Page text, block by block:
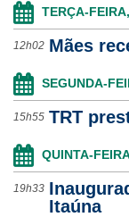
TERÇA-
12h02 Mães
SEGUNDA-
15h55 TRT
QUINTA-
19h33
Itaúna